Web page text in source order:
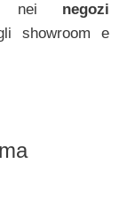
nei negozi
showroom e